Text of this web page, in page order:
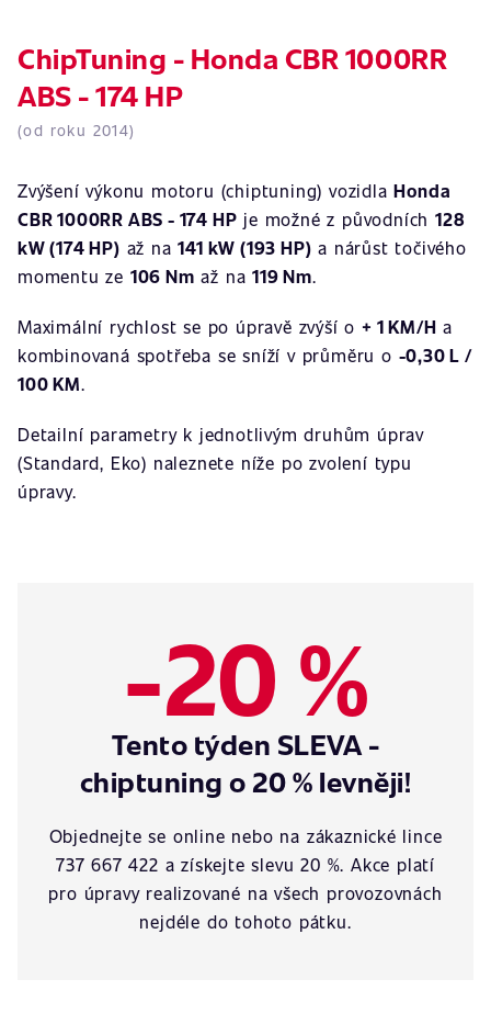
ChipTuning - Honda CBR 1000RR
ABS - 174 HP
(od roku 2014)
Zvýšení výkonu motoru (chiptuning) vozidlaHonda
CBR 1000RR ABS - 174 HP je možné z původních128
kW (174 HP) až na141 kW (193 HP) a nárůst točivého
momentu ze 106 Nm až na119 Nm.
Maximální rychlost se po úpravě zvýší o + 1 KM/H a
kombinovaná spotřeba se sníží v průměru o -0,30 L /
100 KM.
Detailní parametry k jednotlivým druhům úprav
(Standard, Eko) naleznete níže po zvolení typu
úpravy.
-20 %
Tento týden SLEVA -
chiptuning o 20 % levněji!
Objednejte se online nebo na zákaznické lince
737 667 422 a získejte slevu 20 %. Akce platí
pro úpravy realizované na všech provozovnách
nejdéle do tohoto pátku.